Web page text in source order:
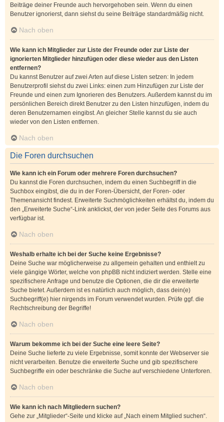
Beiträge deiner Freunde auch hervorgehoben sein. Wenn du einen
Benutzer ignorierst, dann siehst du seine Beiträge standardmäßig nicht.
Nach oben
Wie kann ich Mitglieder zur Liste der Freunde oder zur Liste der
ignorierten Mitglieder hinzufügen oder diese wieder aus den Listen
entfernen?
Du kannst Benutzer auf zwei Arten auf diese Listen setzen: In jedem
Benutzerprofil siehst du zwei Links: einen zum Hinzufügen zur Liste der
Freunde und einen zum Ignorieren des Benutzers. Außerdem kannst du im
persönlichen Bereich direkt Benutzer zu den Listen hinzufügen, indem du
deren Benutzernamen eingibst. An gleicher Stelle kannst du sie auch
wieder von den Listen entfernen.
Nach oben
Die Foren durchsuchen
Wie kann ich ein Forum oder mehrere Foren durchsuchen?
Du kannst die Foren durchsuchen, indem du einen Suchbegriff in die
Suchbox eingibst, die du in der Foren-Übersicht, der Foren- oder
Themenansicht findest. Erweiterte Suchmöglichkeiten erhältst du, indem du
den „Erweiterte Suche“-Link anklickst, der von jeder Seite des Forums aus
verfügbar ist.
Nach oben
Weshalb erhalte ich bei der Suche keine Ergebnisse?
Deine Suche war möglicherweise zu allgemein gehalten und enthielt zu
viele gängige Wörter, welche von phpBB nicht indiziert werden. Stelle eine
spezifischere Anfrage und benutze die Optionen, die dir die erweiterte
Suche bietet. Außerdem ist es natürlich auch möglich, dass dein(e)
Suchbegriff(e) hier nirgends im Forum verwendet wurden. Prüfe ggf. die
Rechtschreibung der Begriffe!
Nach oben
Warum bekomme ich bei der Suche eine leere Seite?
Deine Suche lieferte zu viele Ergebnisse, somit konnte der Webserver sie
nicht verarbeiten. Benutze die erweiterte Suche und gib spezifischere
Suchbegriffe ein oder beschränke die Suche auf verschiedene Unterforen.
Nach oben
Wie kann ich nach Mitgliedern suchen?
Gehe zur „Mitglieder“-Seite und klicke auf „Nach einem Mitglied suchen“.